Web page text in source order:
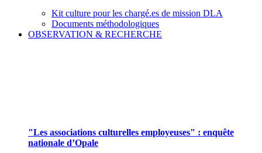
Kit culture pour les chargé.es de mission DLA
Documents méthodologiques
OBSERVATION & RECHERCHE
"Les associations culturelles employeuses" : enquête
nationale d’Opale